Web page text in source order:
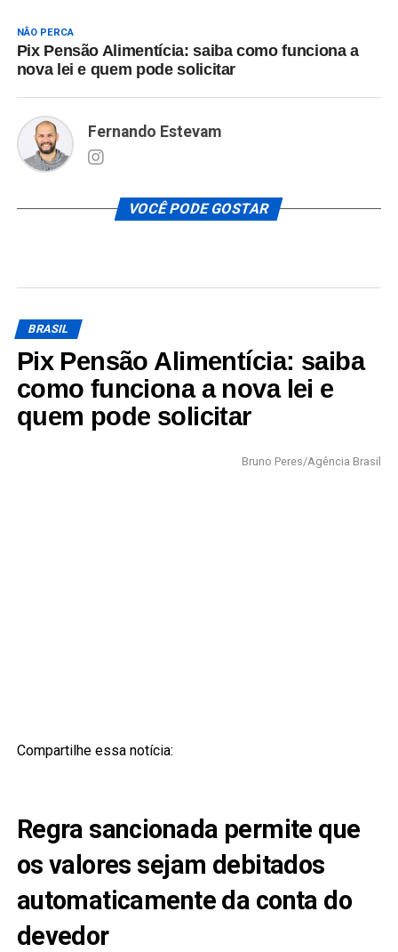
NÃO PERCA
Pix Pensão Alimentícia: saiba como funciona a
nova lei e quem pode solicitar
Fernando Estevam
VOCÊ PODE GOSTAR
BRASIL
Pix Pensão Alimentícia: saiba
como funciona a nova lei e
quem pode solicitar
Bruno Peres/Agência Brasil
Compartilhe essa notícia:
Regra sancionada permite que
os valores sejam debitados
automaticamente da conta do
devedor